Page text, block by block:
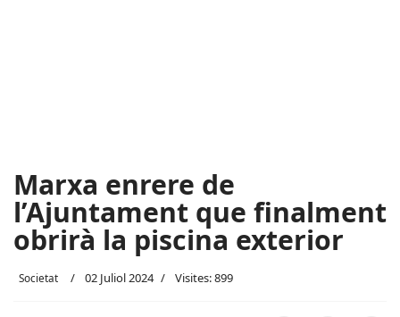
Marxa enrere de
l’Ajuntament que finalment
obrirà la piscina exterior
Societat 02 Juliol 2024 Visites: 899